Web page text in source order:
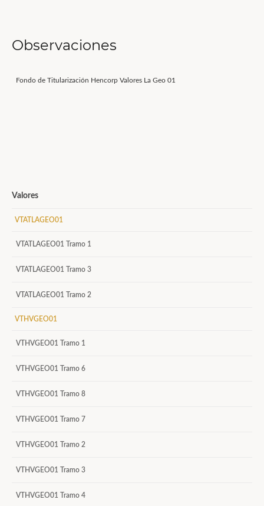
Observaciones
Fondo de Titularización Hencorp Valores La Geo 01
Valores
VTATLAGEO01
VTATLAGEO01 Tramo 1
VTATLAGEO01 Tramo 3
VTATLAGEO01 Tramo 2
VTHVGEO01
VTHVGEO01 Tramo 1
VTHVGEO01 Tramo 6
VTHVGEO01 Tramo 8
VTHVGEO01 Tramo 7
VTHVGEO01 Tramo 2
VTHVGEO01 Tramo 3
VTHVGEO01 Tramo 4